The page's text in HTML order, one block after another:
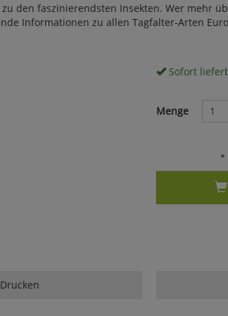
den faszinierendsten Insekten. Wer mehr
Informationen zu allen Tagfalter-Arten
Sofort
Menge
*